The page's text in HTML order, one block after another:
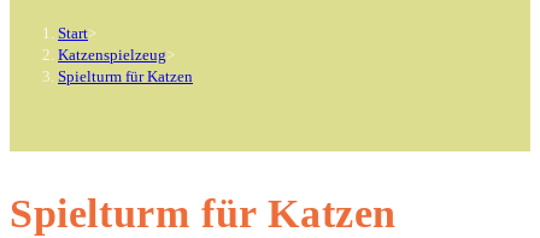
Start>
Katzenspielzeug>
Spielturm für Katzen
Spielturm für Katzen